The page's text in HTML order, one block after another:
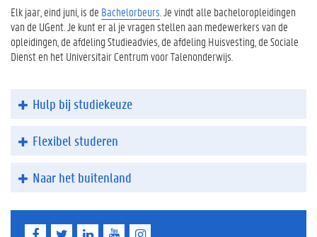
Elk jaar, eind juni, is de Bachelorbeurs . Je vindt alle bacheloropleidingen
van de UGent. Je kunt er al je vragen stellen aan medewerkers van de
opleidingen, de afdeling Studieadvies, de afdeling Huisvesting, de Sociale
Dienst en het Universitair Centrum voor Talenonderwijs.
Hulp bij studiekeuze
Flexibel studeren
Naar het buitenland